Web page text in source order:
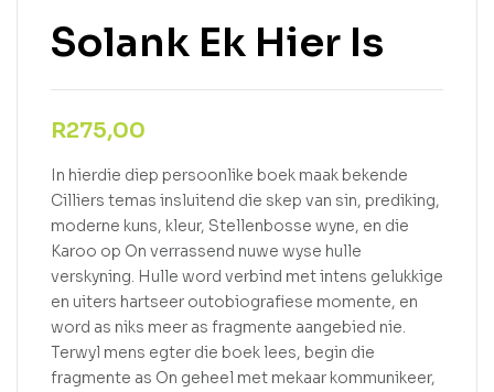
Solank Ek Hier Is
R275,00
In hierdie diep persoonlike boek maak bekende
Cilliers temas insluitend die skep van sin, prediking,
moderne kuns, kleur, Stellenbosse wyne, en die
Karoo op On verrassend nuwe wyse hulle
verskyning. Hulle word verbind met intens gelukkige
en uiters hartseer outobiografiese momente, en
word as niks meer as fragmente aangebied nie.
Terwyl mens egter die boek lees, begin die
fragmente as On geheel met mekaar kommunikeer,